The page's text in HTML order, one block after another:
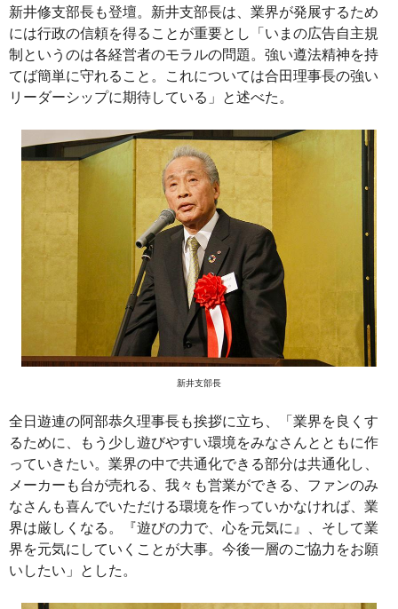
新井修支部長も登壇。新井支部長は、業界が発展するため
には行政の信頼を得ることが重要とし「いまの広告自主規
制というのは各経営者のモラルの問題。強い遵法精神を持
てば簡単に守れること。これについては合田理事長の強い
リーダーシップに期待している」と述べた。
新井支部長
全日遊連の阿部恭久理事長も挨拶に立ち、「業界を良くす
るために、もう少し遊びやすい環境をみなさんとともに作
っていきたい。業界の中で共通化できる部分は共通化し、
メーカーも台が売れる、我々も営業ができる、ファンのみ
なさんも喜んでいただける環境を作っていかなければ、業
界は厳しくなる。『遊びの力で、心を元気に』、そして業
界を元気にしていくことが大事。今後一層のご協力をお願
いしたい」とした。